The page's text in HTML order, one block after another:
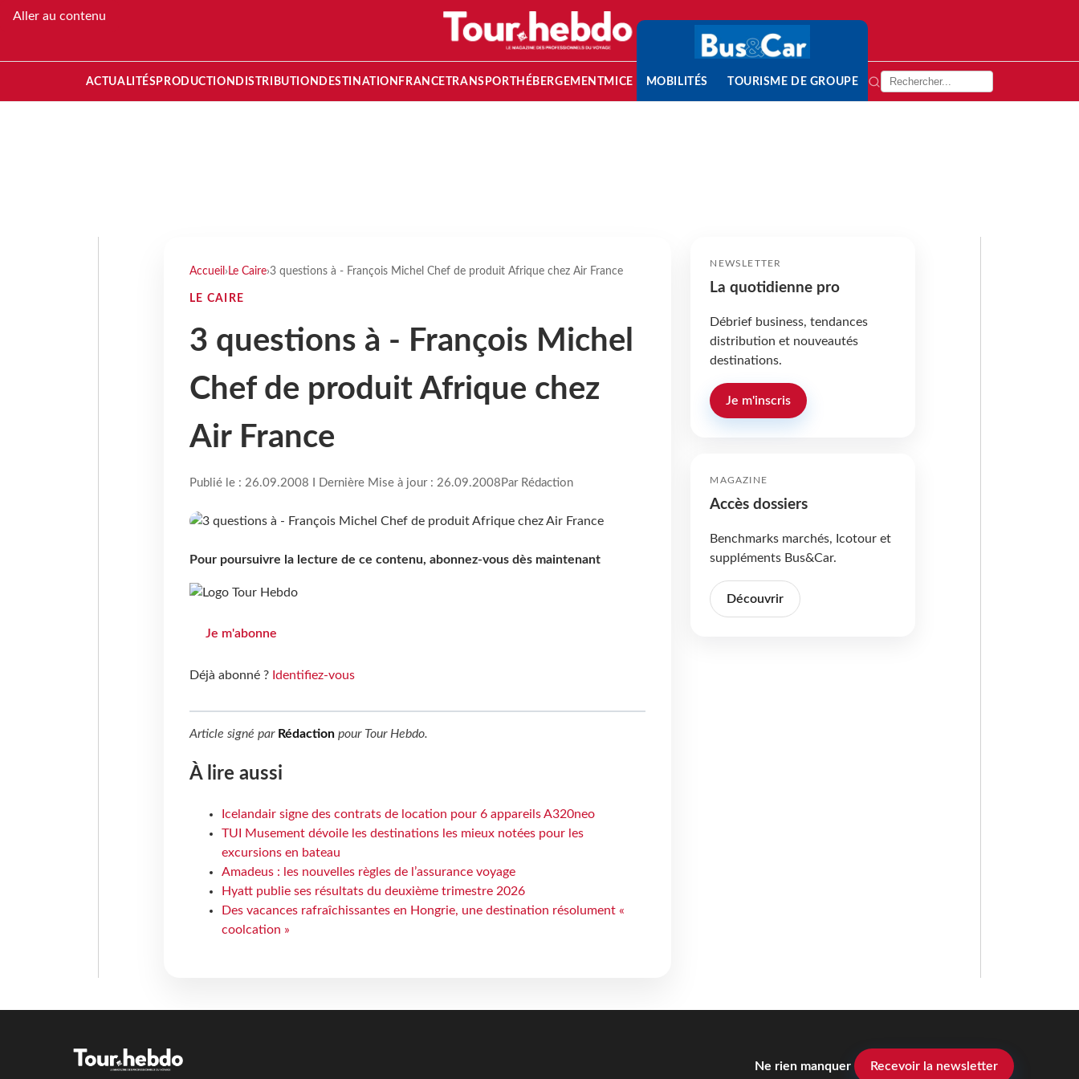
Aller au contenu
ACTUALITÉS PRODUCTION DISTRIBUTION DESTINATION FRANCETRANSPORT HÉBERGEMENTMICE MOBILITÉS TOURISME DE GROUPE
Accueil › Le Caire›3 questions à - François Michel Chef de produit Afrique chez Air France
LE CAIRE
3 questions à - François Michel
Chef de produit Afrique chez
Air France
Publié le : 26.09.2008 I Dernière Mise à jour : 26.09.2008 Par Rédaction
Pour poursuivre la lecture de ce contenu, abonnez-vous dès maintenant
Je m'abonne
Déjà abonné ? Identifiez-vous
Article signé par Rédactionpour Tour Hebdo.
À lire aussi
Icelandair signe des contrats de location pour 6 appareils A320neo
TUI Musement dévoile les destinations les mieux notées pour les
excursions en bateau
Amadeus : les nouvelles règles de l’assurance voyage
Hyatt publie ses résultats du deuxième trimestre 2026
Des vacances rafraîchissantes en Hongrie, une destination résolument «
coolcation »
NEWSLETTER
La quotidienne pro
Débrief business, tendances
distribution et nouveautés
destinations.
Je m'inscris
MAGAZINE
Accès dossiers
Benchmarks marchés, Icotour et
suppléments Bus&Car.
Découvrir
Ne rien manquer Recevoir la newsletter